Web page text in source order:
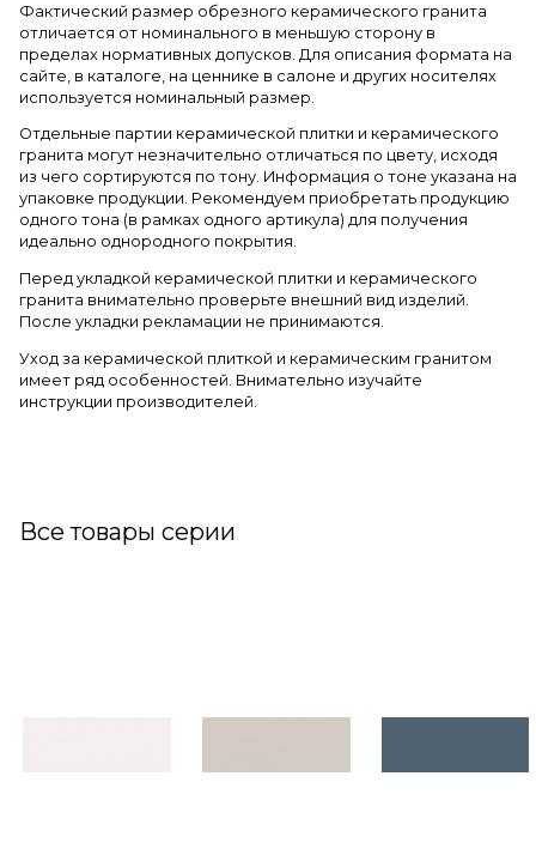
Фактический размер обрезного керамического гранита
отличается от номинального в меньшую сторону в
пределах нормативных допусков. Для описания формата на
сайте, в каталоге, на ценнике в салоне и других носителях
используется номинальный размер.
Отдельные партии керамической плитки и керамического
гранита могут незначительно отличаться по цвету, исходя
из чего сортируются по тону. Информация о тоне указана на
упаковке продукции. Рекомендуем приобретать продукцию
одного тона (в рамках одного артикула) для получения
идеально однородного покрытия.
Перед укладкой керамической плитки и керамического
гранита внимательно проверьте внешний вид изделий.
После укладки рекламации не принимаются.
Уход за керамической плиткой и керамическим гранитом
имеет ряд особенностей. Внимательно изучайте
инструкции производителей.
Все товары серии